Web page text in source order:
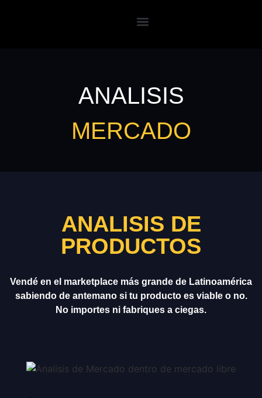
ANALISIS
MERCADO
ANALISIS DE
PRODUCTOS
Vendé en el marketplace más grande de Latinoamérica
sabiendo de antemano si tu producto es viable o no.
No importes ni fabriques a ciegas.